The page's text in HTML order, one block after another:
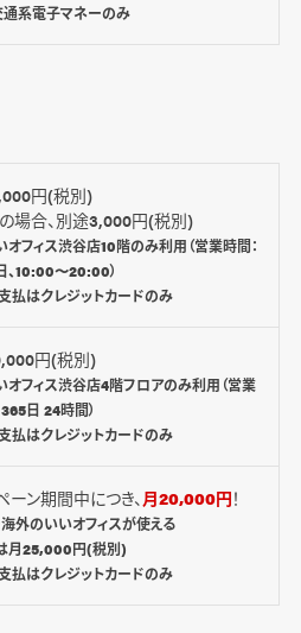
系電子マネーのみ
円(税別)
場合、別途3,000円(税別)
フィス渋谷店10階のみ利用（営業時間：
、10:00〜20:00）
払はクレジットカードのみ
円(税別)
フィス渋谷店4階フロアのみ利用（営業
日 24時間）
払はクレジットカードのみ
ーン期間中につき、月20,000円！
海外のいいオフィスが使える
月25,000円(税別)
払はクレジットカードのみ